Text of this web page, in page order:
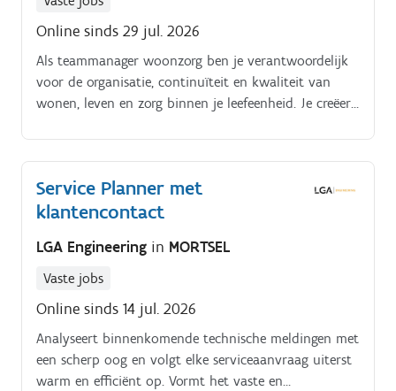
Online sinds 29 jul. 2026
Als teammanager woonzorg ben je verantwoordelijk
voor de organisatie, continuïteit en kwaliteit van
wonen, leven en zorg binnen je leefeenheid. Je creëert,
kwaliteitsvolle woon- en leefomgeving waarin
bewoners zich thuis voelen en zorg wordt afgestemd
op hun individuele noden. Je stuurt een
multidisciplinair team aan, ondersteunt medewerkers
eigenaarschap en duidelijke communicatie Je vertaalt
de visie van de organisatie en de woonzorgwerking
aan verbetering van processen, kwaliteit en
teamwerking Je werkt nauw samen met bewoners,
familie, collega’s en andere disciplines, met aandacht
voor zowel zorg als welzijn.
Service Planner met
klantencontact
LGA Engineering in MORTSEL
Vaste jobs
Online sinds 14 jul. 2026
Analyseert binnenkomende technische meldingen met
een scherp oog en volgt elke serviceaanvraag uiterst
warm en efficiënt op. Vormt het vaste en